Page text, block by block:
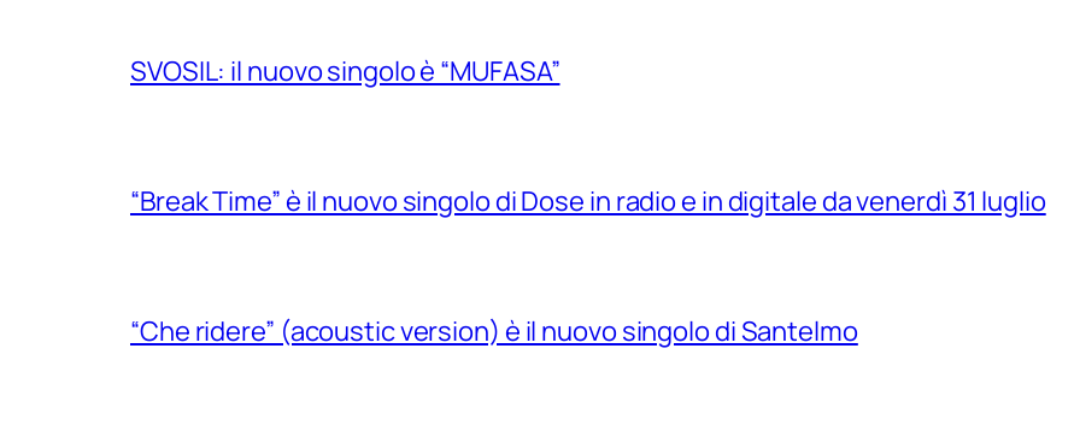
SVOSIL: il nuovo singolo è “MUFASA”
“Break Time” è il nuovo singolo di Dose in radio e in digitale da venerdì 31 luglio
“Che ridere” (acoustic version) è il nuovo singolo di Santelmo